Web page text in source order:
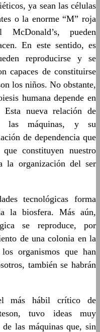
ya sean las células
o la enorme “M” roja
pueden
En este sentido, es
reproducirse y se
capaces de constituirse
los niños. No obstante,
humana depende en
nueva relación de
las máquinas, y su
de dependencia que
constituyen nuestro
la organización del ser
tecnológicas forma
la biosfera. Más aún,
se reproduce, por
de una colonia en la
organismos que han
también se habrán
más hábil crítico de
tuvo ideas muy
las máquinas que, sin